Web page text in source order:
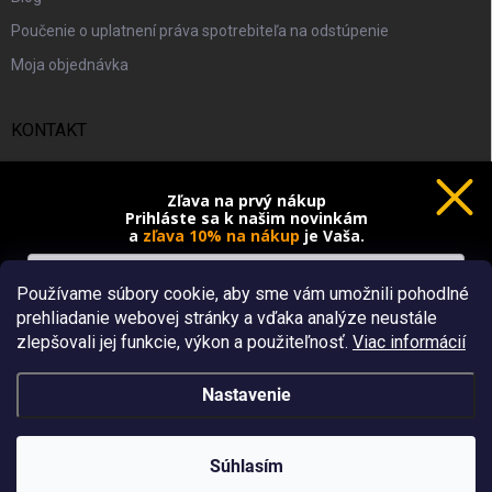
Používame súbory cookie, aby sme vám umožnili pohodlné
prehliadanie webovej stránky a vďaka analýze neustále
zlepšovali jej funkcie, výkon a použiteľnosť. Viac informácií
Nastavenie
Súhlasím
Poučenie o uplatnení práva spotrebiteľa na odstúpenie
Moja objednávka
KONTAKT
+421 948 832 933
DIZAJNLAND SK
dizajnland.sk/
@dizajnland
Dizajnland.sk . Všetky práva vyhradené.
Zľava na prvý nákup
Prihláste sa k našim novinkám
a zľava 10% na nákup je Vaša.
Chcem novinky a zľavu
Ochrana osobných údajov